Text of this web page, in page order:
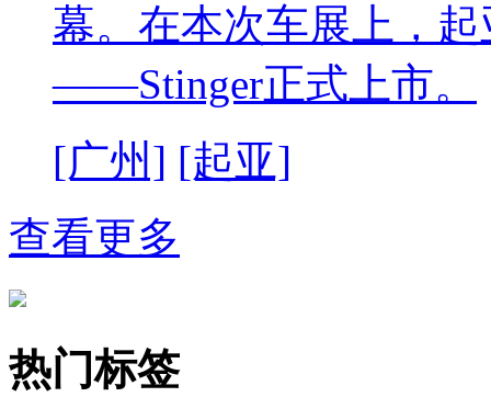
幕。在本次车展上，
——Stinger正式上市。
[广州] [起亚]
查看更多
热门标签